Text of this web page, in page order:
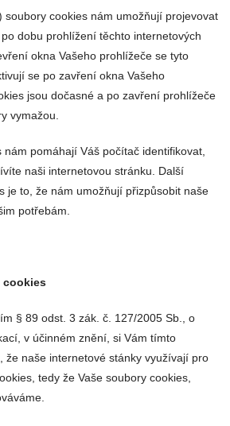
soubory cookies nám umožňují projevovat
dobu prohlížení těchto internetových
okna Vašeho prohlížeče se tyto
se po zavření okna Vašeho
jsou dočasné a po zavření prohlížeče
vymažou.
pomáhají Váš počítač identifikovat,
naši internetovou stránku. Další
je to, že nám umožňují přizpůsobit naše
potřebám.
cookies
§ 89 odst. 3 zák. č. 127/2005 Sb., o
v účinném znění, si Vám tímto
že naše internetové stánky využívají pro
tedy že Vaše soubory cookies,